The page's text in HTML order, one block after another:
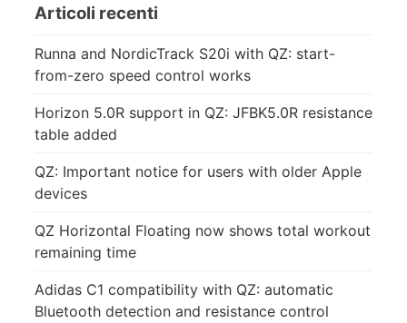
Articoli recenti
Runna and NordicTrack S20i with QZ: start-
from-zero speed control works
Horizon 5.0R support in QZ: JFBK5.0R resistance
table added
QZ: Important notice for users with older Apple
devices
QZ Horizontal Floating now shows total workout
remaining time
Adidas C1 compatibility with QZ: automatic
Bluetooth detection and resistance control